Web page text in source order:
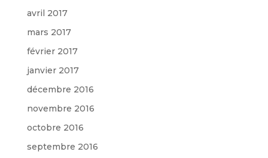
avril 2017
mars 2017
février 2017
janvier 2017
décembre 2016
novembre 2016
octobre 2016
septembre 2016